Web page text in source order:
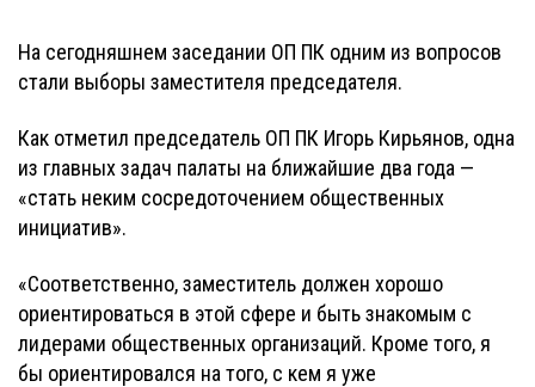
На сегодняшнем заседании ОП ПК одним из вопросов
стали выборы заместителя председателя.
Как отметил председатель ОП ПК Игорь Кирьянов, одна
из главных задач палаты на ближайшие два года —
«стать неким сосредоточением общественных
инициатив».
«Соответственно, заместитель должен хорошо
ориентироваться в этой сфере и быть знакомым с
лидерами общественных организаций. Кроме того, я
бы ориентировался на того, с кем я уже